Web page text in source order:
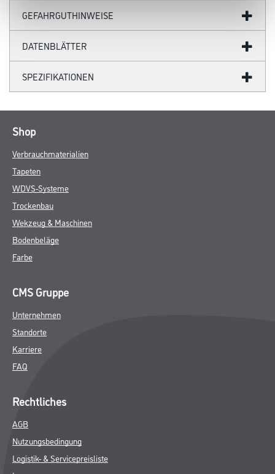
GEFAHRGUTHINWEISE
DATENBLÄTTER
SPEZIFIKATIONEN
Shop
Verbrauchmaterialien
Tapeten
WDVS-Systeme
Trockenbau
Wekzeug & Maschinen
Bodenbeläge
Farbe
CMS Gruppe
Unternehmen
Standorte
Karriere
FAQ
Rechtliches
AGB
Nutzungsbedingung
Logistik- & Servicepreisliste